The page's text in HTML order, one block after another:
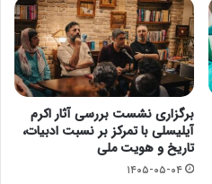
برگزاری نشست بررسی آثار اکرم
آیلیسلی با تمرکز بر نسبت ادبیات،
تاریخ و هویت ملی
۱۴۰۵-۰۵-۰۴